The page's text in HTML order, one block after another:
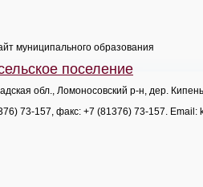
муниципального образования
поселение
обл., Ломоносовский р-н, дер.
73-157, факс: +7 (81376) 73-157. Email: